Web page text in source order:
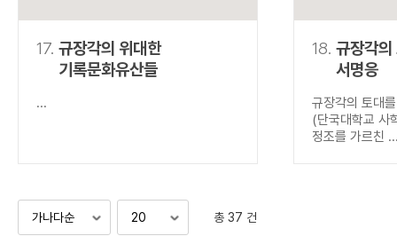
17. 규장각의 위대한
기록문화유산들
...
18. 규장각
서명응
규장각의 토대
(단국대학교 사
정조를 가르친
총 37 건